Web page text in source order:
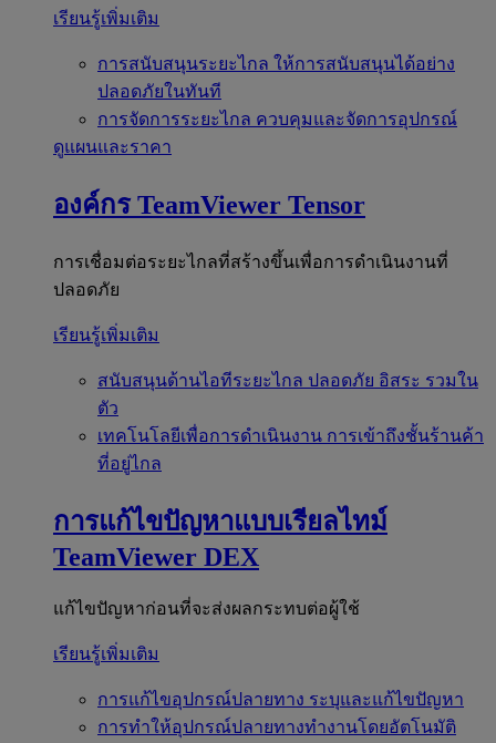
เรียนรู้เพิ่มเติม
การสนับสนุนระยะไกล ให้การสนับสนุนได้อย่าง
ปลอดภัยในทันที
การจัดการระยะไกล ควบคุมและจัดการอุปกรณ์
ดูแผนและราคา
องค์กร TeamViewer Tensor
การเชื่อมต่อระยะไกลที่สร้างขึ้นเพื่อการดำเนินงานที่
ปลอดภัย
เรียนรู้เพิ่มเติม
สนับสนุนด้านไอทีระยะไกล ปลอดภัย อิสระ รวมใน
ตัว
เทคโนโลยีเพื่อการดำเนินงาน การเข้าถึงชั้นร้านค้า
ที่อยู่ไกล
การแก้ไขปัญหาแบบเรียลไทม์
TeamViewer DEX
แก้ไขปัญหาก่อนที่จะส่งผลกระทบต่อผู้ใช้
เรียนรู้เพิ่มเติม
การแก้ไขอุปกรณ์ปลายทาง ระบุและแก้ไขปัญหา
การทำให้อุปกรณ์ปลายทางทำงานโดยอัตโนมัติ